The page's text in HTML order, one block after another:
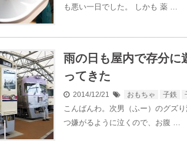
も悪い一日でした。 しかも 薬 …
雨の日も屋内で存分に
ってきた
2014/12/21 おもちゃ 子鉄
こんばんわ。次男（ふー）のグズ
つ嫌がるように泣くので、お腹 …